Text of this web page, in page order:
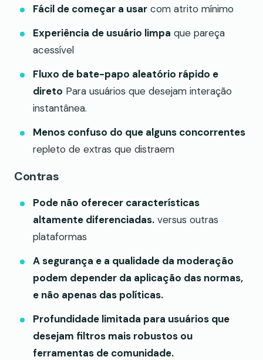
Fácil de começar a usar com atrito mínimo
Experiência de usuário limpa que pareça
acessível
Fluxo de bate-papo aleatório rápido e
direto Para usuários que desejam interação
instantânea.
Menos confuso do que alguns concorrentes
repleto de extras que distraem
Contras
Pode não oferecer características
altamente diferenciadas. versus outras
plataformas
A segurança e a qualidade da moderação
podem depender da aplicação das normas,
e não apenas das políticas.
Profundidade limitada para usuários que
desejam filtros mais robustos ou
ferramentas de comunidade.